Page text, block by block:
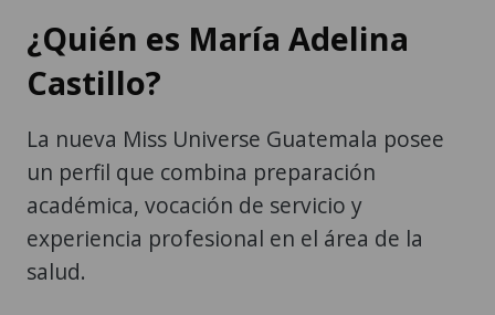
¿Quién es María Adelina
Castillo?
La nueva Miss Universe Guatemala posee
un perfil que combina preparación
académica, vocación de servicio y
experiencia profesional en el área de la
salud.